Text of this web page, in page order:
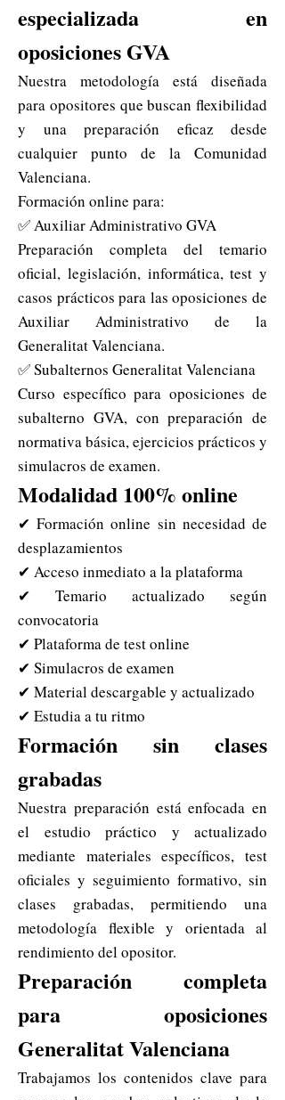
especializada en
oposiciones GVA
Nuestra metodología está diseñada
para opositores que buscan flexibilidad
y una preparación eficaz desde
cualquier punto de la Comunidad
Valenciana.
Formación online para:
✅ Auxiliar Administrativo GVA
Preparación completa del temario
oficial, legislación, informática, test y
casos prácticos para las oposiciones de
Auxiliar Administrativo de la
Generalitat Valenciana.
✅ Subalternos Generalitat Valenciana
Curso específico para oposiciones de
subalterno GVA, con preparación de
normativa básica, ejercicios prácticos y
simulacros de examen.
Modalidad 100% online
✔ Formación online sin necesidad de
desplazamientos
✔ Acceso inmediato a la plataforma
✔ Temario actualizado según
convocatoria
✔ Plataforma de test online
✔ Simulacros de examen
✔ Material descargable y actualizado
✔ Estudia a tu ritmo
Formación sin clases
grabadas
Nuestra preparación está enfocada en
el estudio práctico y actualizado
mediante materiales específicos, test
oficiales y seguimiento formativo, sin
clases grabadas, permitiendo una
metodología flexible y orientada al
rendimiento del opositor.
Preparación completa
para oposiciones
Generalitat Valenciana
Trabajamos los contenidos clave para